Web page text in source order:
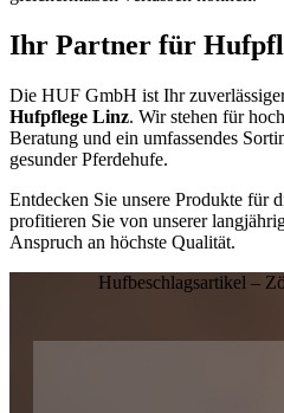
Ihr Partner für
Die HUF GmbH ist Ihr
Hufpflege Linz. Wir stehen für
Beratung und ein umfassendes
gesunder Pferdehufe.
Entdecken Sie unsere Produkte für
profitieren Sie von unserer
Anspruch an höchste Qualität.
Hufbeschlagsartikel –